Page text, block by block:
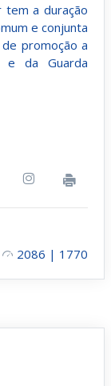
tem a duração
e conjunta
promoção a
e da Guarda
2086 | 1770